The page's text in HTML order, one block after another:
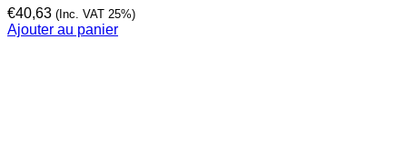
€40,63 (Inc. VAT 25%)
Ajouter au panier